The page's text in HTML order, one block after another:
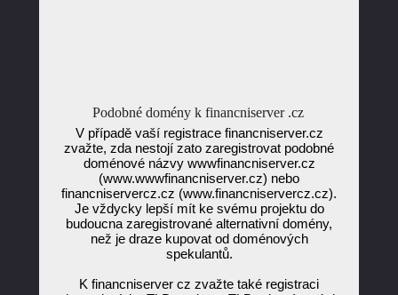
Podobné domény k financniserver .cz
V případě vaší registrace financniserver.cz
zvažte, zda nestojí zato zaregistrovat podobné
doménové názvy wwwfinancniserver.cz
(www.wwwfinancniserver.cz) nebo
financniservercz.cz (www.financniservercz.cz).
Je vždycky lepší mít ke svému projektu do
budoucna zaregistrované alternativní domény,
než je draze kupovat od doménových
spekulantů.
K financniserver cz zvažte také registraci